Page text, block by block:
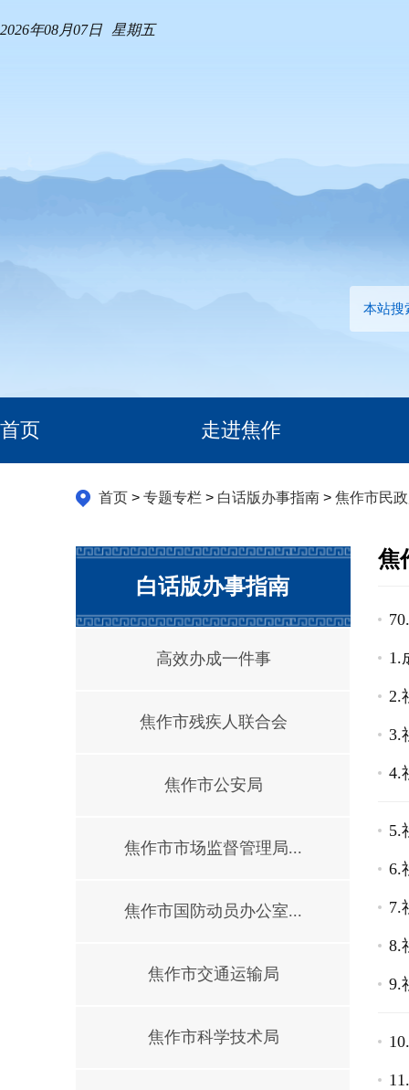
2026年08月07日 星期五
本站搜
首页 走进焦作
首页> 专题专栏 > 白话版办事指南> 焦作市民
白话版办事指南
高效办成一件事
焦作市残疾人联合会
焦作市公安局
焦作市市场监督管理局...
焦作市国防动员办公室...
焦作市交通运输局
焦作市科学技术局
焦
1.
2.
3.
4.
5.
6.
7.
8.
9.